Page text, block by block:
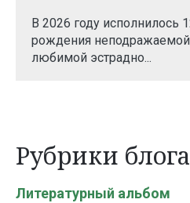
В 2026 году исполнилось
рождения
любимой эстрадно...
Рубрики
Литературный альбом